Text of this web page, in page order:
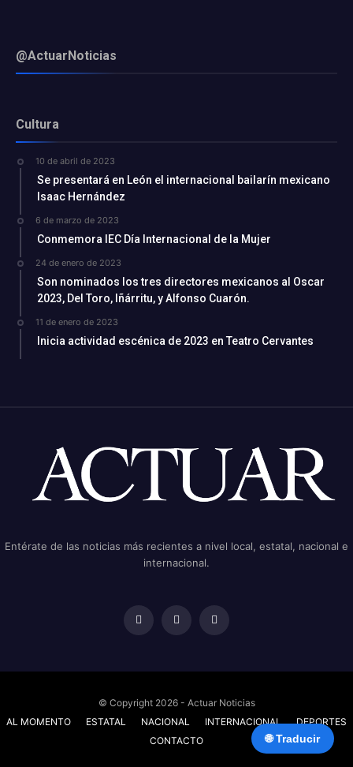
@ActuarNoticias
Cultura
10 de abril de 2023
Se presentará en León el internacional bailarín mexicano
Isaac Hernández
6 de marzo de 2023
Conmemora IEC Día Internacional de la Mujer
24 de enero de 2023
Son nominados los tres directores mexicanos al Oscar
2023, Del Toro, Iñárritu, y Alfonso Cuarón.
11 de enero de 2023
Inicia actividad escénica de 2023 en Teatro Cervantes
Entérate de las noticias más recientes a nivel local, estatal, nacional e
internacional.
© Copyright 2026 - Actuar Noticias
AL MOMENTO
ESTATAL NACIONAL INTERNACIONAL
DEPORTES
CONTACTO
🌐 Traducir